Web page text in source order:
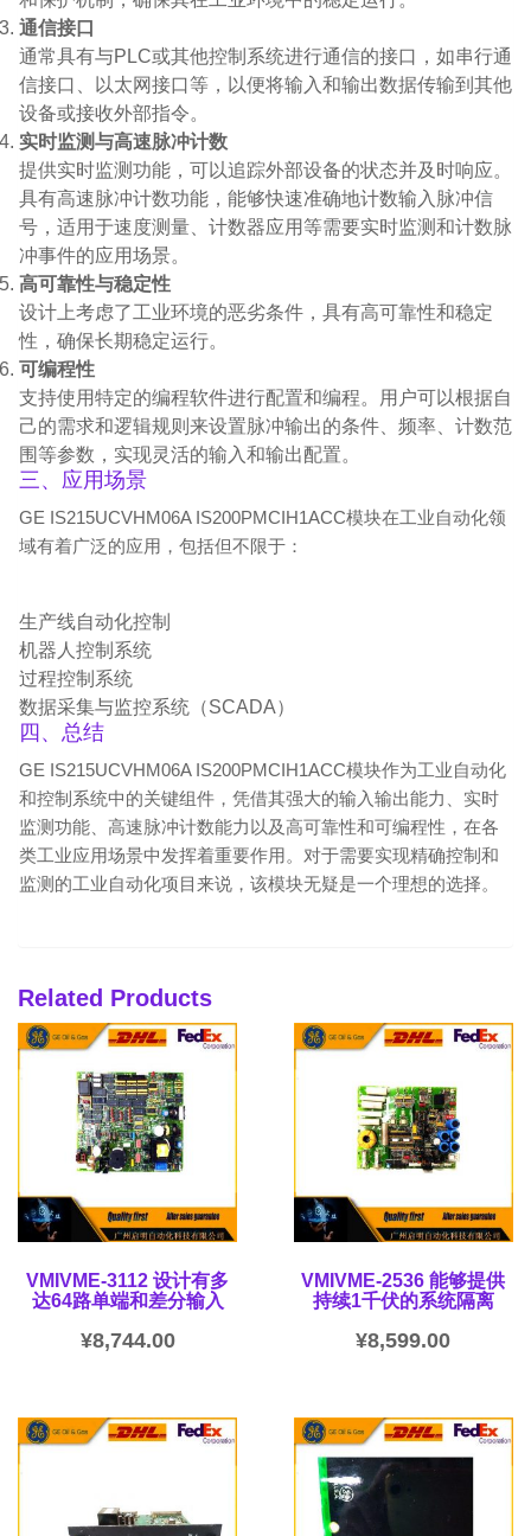
通信接口
通常具有与PLC或其他控制系统进行通信的接口，如串行通
信接口、以太网接口等，以便将输入和输出数据传输到其他
设备或接收外部指令。
实时监测与高速脉冲计数
提供实时监测功能，可以追踪外部设备的状态并及时响应。
具有高速脉冲计数功能，能够快速准确地计数输入脉冲信
号，适用于速度测量、计数器应用等需要实时监测和计数脉
冲事件的应用场景。
高可靠性与稳定性
设计上考虑了工业环境的恶劣条件，具有高可靠性和稳定
性，确保长期稳定运行。
可编程性
支持使用特定的编程软件进行配置和编程。用户可以根据自
己的需求和逻辑规则来设置脉冲输出的条件、频率、计数范
围等参数，实现灵活的输入和输出配置。
三、应用场景
GE IS215UCVHM06A IS200PMCIH1ACC模块在工业自动化领
域有着广泛的应用，包括但不限于：
生产线自动化控制
机器人控制系统
过程控制系统
数据采集与监控系统（SCADA）
四、总结
GE IS215UCVHM06A IS200PMCIH1ACC模块作为工业自动化
和控制系统中的关键组件，凭借其强大的输入输出能力、实时
监测功能、高速脉冲计数能力以及高可靠性和可编程性，在各
类工业应用场景中发挥着重要作用。对于需要实现精确控制和
监测的工业自动化项目来说，该模块无疑是一个理想的选择。
Related Products
VMIVME-3112 设计有多
达64路单端和差分输入
¥8,744.00
VMIVME-2536 能够提供
持续1千伏的系统隔离
¥8,599.00